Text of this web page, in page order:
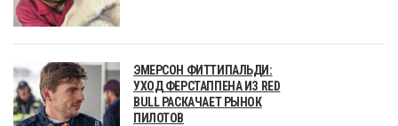
ЭМЕРСОН ФИТТИПАЛЬДИ:
УХОД ФЕРСТАППЕНА ИЗ RED
BULL РАСКАЧАЕТ РЫНОК
ПИЛОТОВ